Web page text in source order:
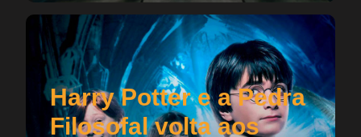
Harry Potter e a Pedra
Filosofal volta aos